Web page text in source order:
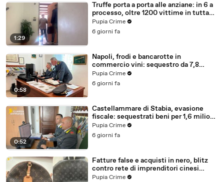
1:29
Truffe porta a porta alle anziane: in 6 a
processo, oltre 1200 vittime in tutta
Italia (30.07.26)
Pupia Crime
6 giorni fa
0:58
Napoli, frodi e bancarotte in
commercio vini: sequestro da 7,8
milioni (30.07.26)
Pupia Crime
6 giorni fa
0:52
Castellammare di Stabia, evasione
fiscale: sequestrati beni per 1,6 milioni
ad un consorzio navale (29.07.26)
Pupia Crime
6 giorni fa
Fatture false e acquisti in nero, blitz
contro rete di imprenditori cinesi
sequestri per 8,5 milioni (29.07.26)
Pupia Crime